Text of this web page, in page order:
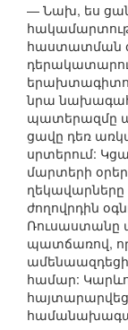
— Նախ, ես
հաստատման
նրա
պատերազմը
ցավը դեռ
սրտերում:
մարտերի
ղեկավարները
ժողովրդին
պատճառով,
համար: